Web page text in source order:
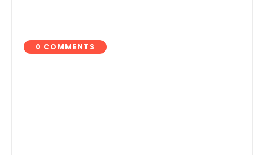
0 COMMENTS